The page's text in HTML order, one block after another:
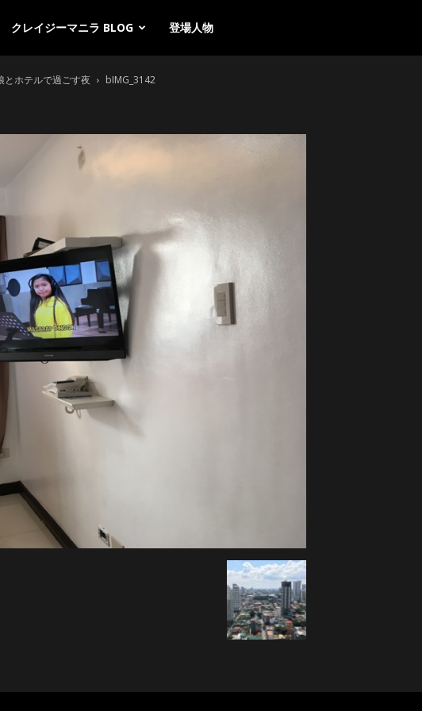
クレイジーマニラ BLOG 登場人物
ホテルで過ごす夜 bIMG_3142